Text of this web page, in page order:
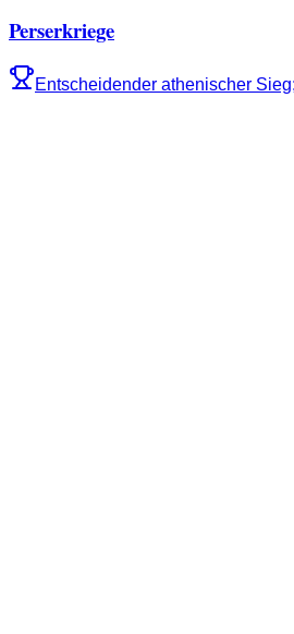
Perserkriege
Entscheidender athenischer